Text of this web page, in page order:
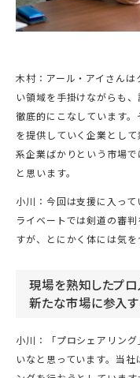
木村：アール・アイさん
い領域を手掛けながらも
徹底的にこなしています
を提供していく企業とし
系企業ばかりという市場
と思います。
小川：今回は支援に入っ
ライベートでは剣道の審
すが、とにかく体には気を
現場を熟知したプロ
新たな市場に参入
小川：「プロシェアリン
いなと思っています。当